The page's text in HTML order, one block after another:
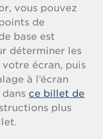
vous pouvez
de
base est
déterminer les
écran, puis
à l’écran
ce billet de
plus